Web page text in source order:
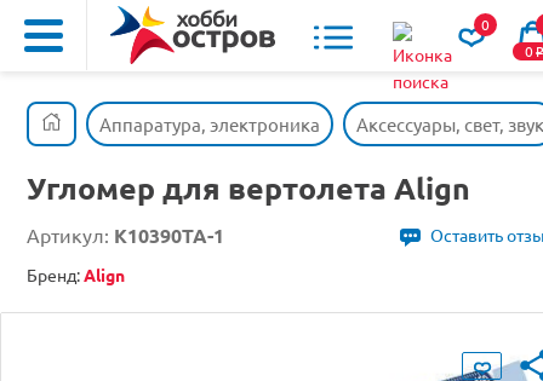
0
0o
Аппаратура, электроника Аксессуары, свет, звук
Угломер для вертолета Align
Артикул: K10390TA-1
Оставить
Бренд:Align